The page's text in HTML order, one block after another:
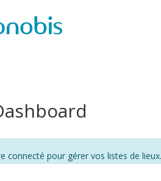
connecté pour gérer vos listes de lieux.